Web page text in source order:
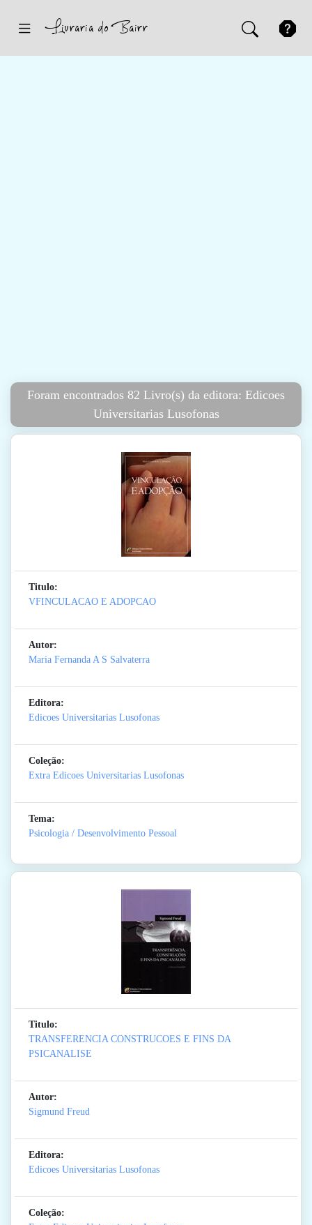
Foram encontrados 82 Livro(s) da editora: Edicoes
Universitarias Lusofonas
Titulo:
VFINCULACAO E ADOPCAO
Autor:
Maria Fernanda A S Salvaterra
Editora:
Edicoes Universitarias Lusofonas
Coleção:
Extra Edicoes Universitarias Lusofonas
Tema:
Psicologia / Desenvolvimento Pessoal
Titulo:
TRANSFERENCIA CONSTRUCOES E FINS DA
PSICANALISE
Autor:
Sigmund Freud
Editora:
Edicoes Universitarias Lusofonas
Coleção: